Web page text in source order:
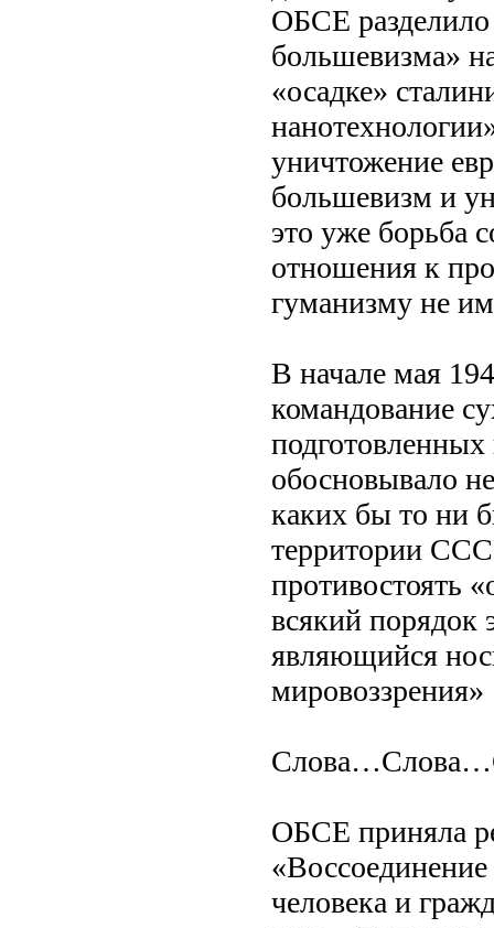
ОБСЕ разделило
большевизма»
«осадке»
уничтожение
большевизм и
это уже борьба
отношения к
гуманизму не
В начале мая
командование
обосновывало
каких бы то ни
территории
противостоять
всякий порядок
являющийся
ОБСЕ приняла
человека и